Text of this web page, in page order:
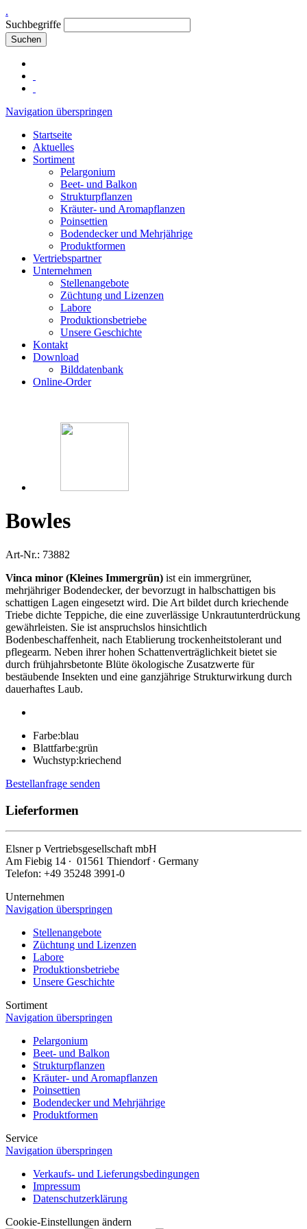
.
Suchbegriffe
Suchen
Navigation überspringen
Startseite
Aktuelles
Sortiment
Pelargonium
Beet- und Balkon
Strukturpflanzen
Kräuter- und Aromapflanzen
Poinsettien
Bodendecker und Mehrjährige
Produktformen
Vertriebspartner
Unternehmen
Stellenangebote
Züchtung und Lizenzen
Labore
Produktionsbetriebe
Unsere Geschichte
Kontakt
Download
Bilddatenbank
Online-Order
Bowles
Art-Nr.: 73882
Vinca minor (Kleines Immergrün) ist ein immergrüner,
mehrjähriger Bodendecker, der bevorzugt in halbschattigen bis
schattigen Lagen eingesetzt wird. Die Art bildet durch kriechende
Triebe dichte Teppiche, die eine zuverlässige Unkrautunterdrückung
gewährleisten. Sie ist anspruchslos hinsichtlich
Bodenbeschaffenheit, nach Etablierung trockenheitstolerant und
pflegearm. Neben ihrer hohen Schattenverträglichkeit bietet sie
durch frühjahrsbetonte Blüte ökologische Zusatzwerte für
bestäubende Insekten und eine ganzjährige Strukturwirkung durch
dauerhaftes Laub.
Farbe:blau
Blattfarbe:grün
Wuchstyp:kriechend
Bestellanfrage senden
Lieferformen
Elsnerp Vertriebsgesellschaft mbH
Am Fiebig 14 ∙ 01561 Thiendorf ∙ Germany
Telefon: +49 35248 3991-0
Unternehmen
Navigation überspringen
Stellenangebote
Züchtung und Lizenzen
Labore
Produktionsbetriebe
Unsere Geschichte
Sortiment
Navigation überspringen
Pelargonium
Beet- und Balkon
Strukturpflanzen
Kräuter- und Aromapflanzen
Poinsettien
Bodendecker und Mehrjährige
Produktformen
Service
Navigation überspringen
Verkaufs- und Lieferungsbedingungen
Impressum
Datenschutzerklärung
Cookie-Einstellungen ändern